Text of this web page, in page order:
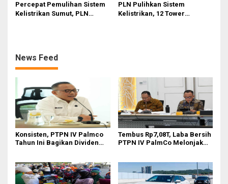
Percepat Pemulihan Sistem
Kelistrikan Sumut, PLN
PLN Pulihkan Sistem
Kelistrikan, 12 Tower
News Feed
Konsisten, PTPN IV Palmco
Tahun Ini Bagikan Dividen
Tembus Rp7,08T, Laba Bersih
PTPN IV PalmCo Melonjak
Efisiensi